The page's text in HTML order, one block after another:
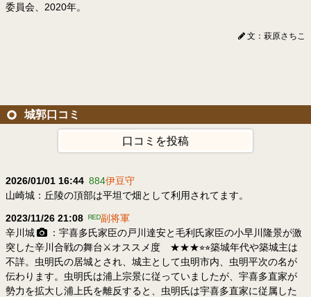
委員会、2020年。
文：萩原さちこ
城郭口コミ
口コミを投稿
2026/01/01 16:44 884伊豆守
山崎城：丘陵の頂部は平坦で畑として利用されてます。
2023/11/26 21:08 ᴿᴱᴰ副将軍
辛川城
：宇喜多氏家臣の戸川達安と毛利氏家臣の小早川隆景が激
突した辛川合戦の舞台⚔⁡オススメ度 ★★★⭐︎⭐︎⁡築城年代や築城主は
不詳。虫明氏の居城とされ、城主として虫明市内、虫明平次の名が
伝わります。虫明氏は浦上宗景に従っていましたが、宇喜多直家が
勢力を拡大し浦上氏を離反すると、虫明氏は宇喜多直家に従属した